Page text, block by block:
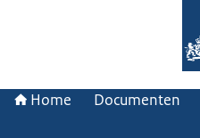
Home Documenten